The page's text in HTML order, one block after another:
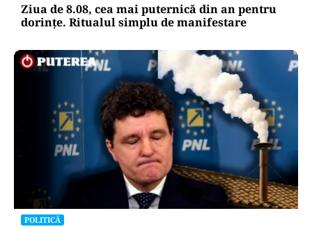
Ziua de 8.08, cea mai puternică din an pentru
dorințe. Ritualul simplu de manifestare
POLITICĂ